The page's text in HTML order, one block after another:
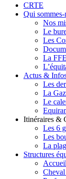
Close
Menu
CRTE
Qui sommes-
Nos
Le
Les
La
Actus &
Les
La
Le
Itinéraires &
Les 6
Les
La
Structures